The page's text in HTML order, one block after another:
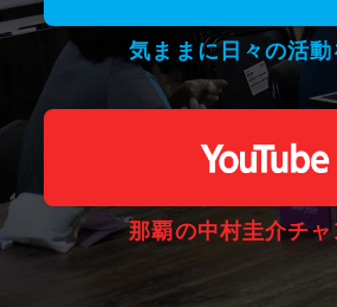
気ままに日々の活
那覇の中村圭介チ